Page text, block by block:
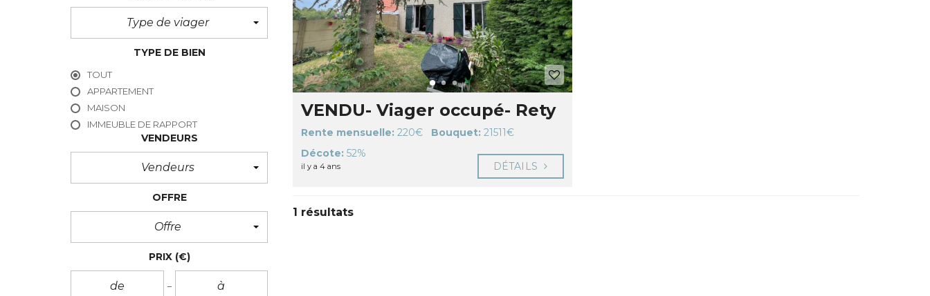
Type de viager
TYPE DE BIEN
TOUT
APPARTEMENT
MAISON
IMMEUBLE DE RAPPORT
VENDEURS
Vendeurs
OFFRE
Offre
PRIX (€)
VENDU- Viager occupé- Rety
Rente mensuelle: 220€ Bouquet: 21511€
Décote: 52%
il y a 4 ans DÉTAILS
1 résultats